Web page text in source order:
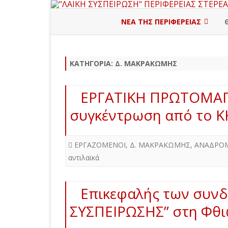
ΝΕΑ ΤΗΣ ΠΕΡΙΦΕΡΕΙΑΣ
ΒΟΙΩΤΙΑ
ΦΩΚΙΔΑ
ΚΑΤΗΓΟΡΊΑ: Δ. ΜΑΚΡΑΚΩΜΗΣ
ΕΡΓΑΤΙΚΗ
συγκέντρωση από το
ΕΡΓΑΖΟΜΕΝΟΙ, Δ. ΜΑΚΡΑΚΩΜΗΣ,
αντιλαϊκά
Επικεφαλής των
ΣΥΣΠΕΙΡΩΣΗΣ” στη